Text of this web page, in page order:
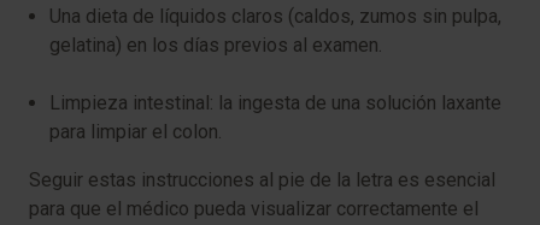
Una dieta de líquidos claros (caldos, zumos sin pulpa,
gelatina) en los días previos al examen.
Limpieza intestinal: la ingesta de una solución laxante
para limpiar el colon.
Seguir estas instrucciones al pie de la letra es esencial
para que el médico pueda visualizar correctamente el